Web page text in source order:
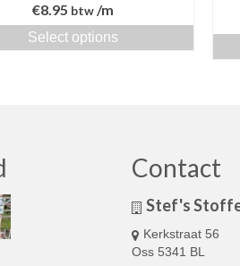
€8.95 btw /m
Select options
Contact
Stef's
Kerkstraat 56
Oss 5341 BL